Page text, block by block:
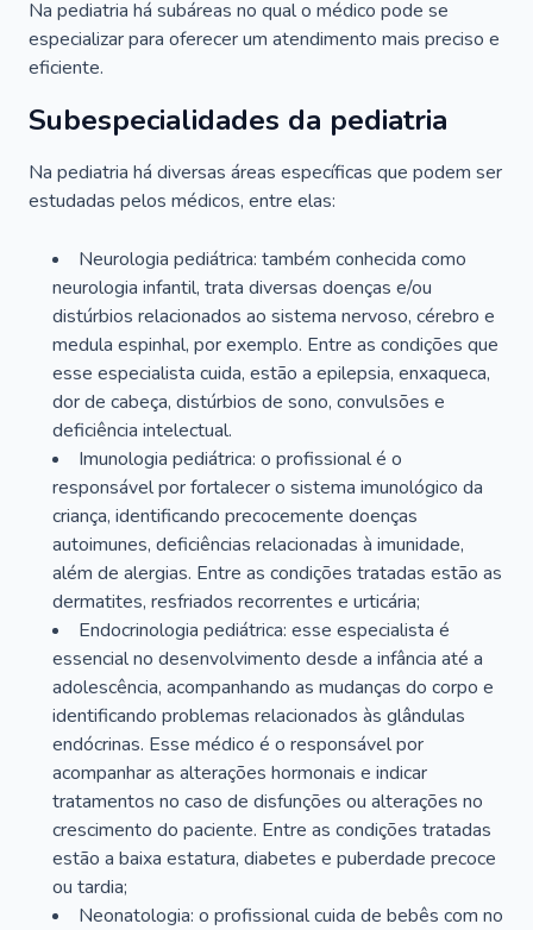
Na pediatria há subáreas no qual o médico pode se
especializar para oferecer um atendimento mais preciso e
eficiente.
Subespecialidades da pediatria
Na pediatria há diversas áreas específicas que podem ser
estudadas pelos médicos, entre elas:
Neurologia pediátrica: também conhecida como
neurologia infantil, trata diversas doenças e/ou
distúrbios relacionados ao sistema nervoso, cérebro e
medula espinhal, por exemplo. Entre as condições que
esse especialista cuida, estão a epilepsia, enxaqueca,
dor de cabeça, distúrbios de sono, convulsões e
deficiência intelectual.
Imunologia pediátrica: o profissional é o
responsável por fortalecer o sistema imunológico da
criança, identificando precocemente doenças
autoimunes, deficiências relacionadas à imunidade,
além de alergias. Entre as condições tratadas estão as
dermatites, resfriados recorrentes e urticária;
Endocrinologia pediátrica: esse especialista é
essencial no desenvolvimento desde a infância até a
adolescência, acompanhando as mudanças do corpo e
identificando problemas relacionados às glândulas
endócrinas. Esse médico é o responsável por
acompanhar as alterações hormonais e indicar
tratamentos no caso de disfunções ou alterações no
crescimento do paciente. Entre as condições tratadas
estão a baixa estatura, diabetes e puberdade precoce
ou tardia;
Neonatologia: o profissional cuida de bebês com no